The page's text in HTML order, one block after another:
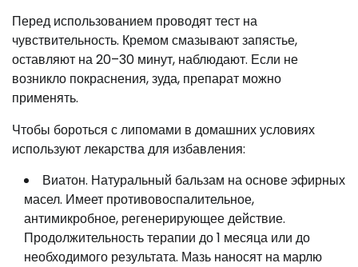
Перед использованием проводят тест на
чувствительность. Кремом смазывают запястье,
оставляют на 20–30 минут, наблюдают. Если не
возникло покраснения, зуда, препарат можно
применять.
Чтобы бороться с липомами в домашних условиях
используют лекарства для избавления:
Виатон. Натуральный бальзам на основе эфирных
масел. Имеет противовоспалительное,
антимикробное, регенерирующее действие.
Продолжительность терапии до 1 месяца или до
необходимого результата. Мазь наносят на марлю